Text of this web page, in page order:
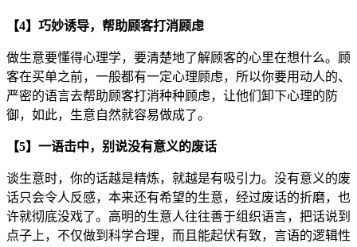
【4】巧妙诱导，帮助顾客打消顾虑
做生意要懂得心理学，要清楚地了解顾客的心里在想什么。顾
客在买单之前，一般都有一定心理顾虑，所以你要用动人的、
严密的语言去帮助顾客打消种种顾虑，让他们卸下心理的防
御，如此，生意自然就容易做成了。
【5】一语击中，别说没有意义的废话
谈生意时，你的话越是精炼，就越是有吸引力。没有意义的废
话只会令人反感，本来还有希望的生意，经过废话的折磨，也
许就彻底没戏了。高明的生意人往往善于组织语言，把话说到
点子上，不仅做到科学合理，而且能起伏有致，言语的逻辑性